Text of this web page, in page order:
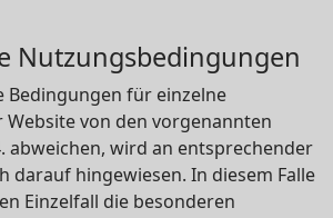
Nutzungsbedingungen
Bedingungen für einzelne
Website von den vorgenannten
abweichen, wird an entsprechender
darauf hingewiesen. In diesem Falle
Einzelfall die besonderen